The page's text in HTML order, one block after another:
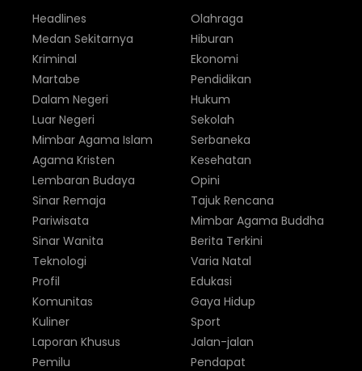
Headlines
Medan Sekitarnya
Kriminal
Martabe
Dalam Negeri
Luar Negeri
Olahraga
Hiburan
Ekonomi
Pendidikan
Hukum
Sekolah
Mimbar Agama Islam
Agama Kristen
Lembaran Budaya
Sinar Remaja
Pariwisata
Sinar Wanita
Serbaneka
Kesehatan
Opini
Tajuk Rencana
Mimbar Agama Buddha
Berita Terkini
Teknologi
Profil
Komunitas
Kuliner
Laporan Khusus
Pemilu
Varia Natal
Edukasi
Gaya Hidup
Sport
Jalan-jalan
Pendapat